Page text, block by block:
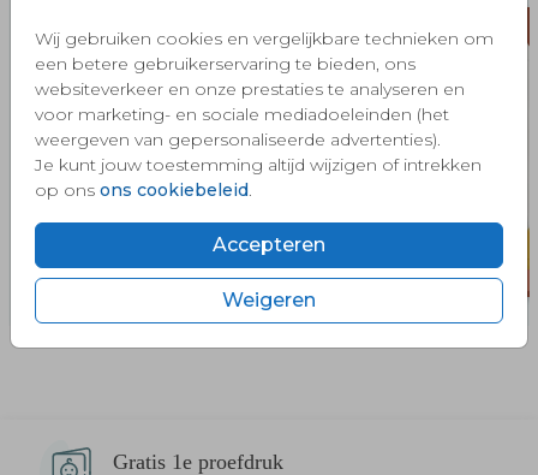
Wij gebruiken cookies en vergelijkbare technieken om
een betere gebruikerservaring te bieden, ons
websiteverkeer en onze prestaties te analyseren en
voor marketing- en sociale mediadoeleinden (het
weergeven van gepersonaliseerde advertenties).
Je kunt jouw toestemming altijd wijzigen of intrekken
op ons ons cookiebeleid
Accepteren
Weigeren
Gratis 1e proefdruk